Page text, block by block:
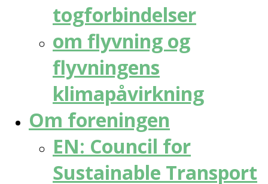
togforbindelser
om flyvning og
flyvningens
klimapåvirkning
Om foreningen
EN: Council for
Sustainable Transport